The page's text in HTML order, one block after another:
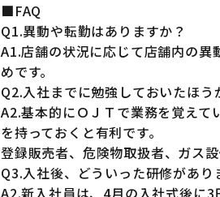
■FAQ
Q1.異動や転勤はありますか？
A1.店舗の状況に応じて店舗内の異
めです。
Q2.入社までに勉強しておいたほう
A2.基本的にＯＪＴで業務を覚えて
を持っておくと有利です。
登録販売者、危険物取扱者、ガス
Q3.入社後、どういった研修があり
A2.新入社員は、4月の入社式後に